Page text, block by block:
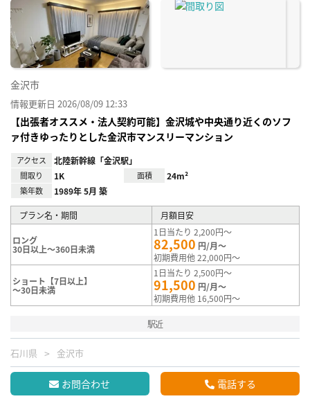
金沢市
情報更新日 2026/08/09 12:33
【出張者オススメ・法人契約可能】金沢城や中央通り近くのソフ
ァ付きゆったりとした金沢市マンスリーマンション
アクセス 北陸新幹線「金沢駅」
間取り 1K 面積 24m²
築年数 1989年 5月 築
プラン名・期間 月額目安
ロング
30日以上～360日未満
1日当たり 2,200円～
82,500 円/月～
初期費用他 22,000円～
ショート【7日以上】
～30日未満
1日当たり 2,500円～
91,500 円/月～
初期費用他 16,500円～
駅近
石川県 金沢市
お問合わせ 電話する